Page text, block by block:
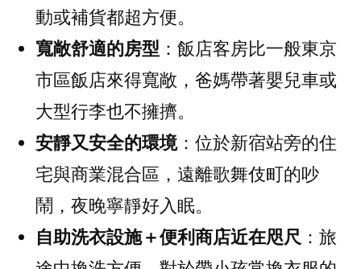
動或補貨都超方便。
寬敞舒適的房型 ：飯店客房比一般東京
市區飯店來得寬敞，爸媽帶著嬰兒車或
大型行李也不擁擠。
安靜又安全的環境：位於新宿站旁的住
宅與商業混合區，遠離歌舞伎町的吵
鬧，夜晚寧靜好入眠。
自助洗衣設施＋便利商店近在咫尺：旅